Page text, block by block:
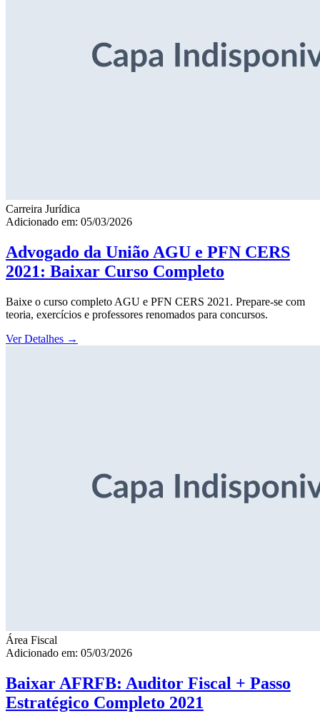
Carreira Jurídica
Adicionado em: 05/03/2026
Advogado da União AGU e PFN CERS
2021: Baixar Curso Completo
Baixe o curso completo AGU e PFN CERS 2021. Prepare-se com
teoria, exercícios e professores renomados para concursos.
Ver Detalhes →
Área Fiscal
Adicionado em: 05/03/2026
Baixar AFRFB: Auditor Fiscal + Passo
Estratégico Completo 2021